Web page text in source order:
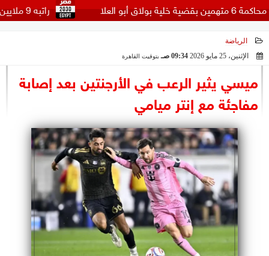
السياسة
الرئاسة
البرلمان
الوزارات
الأحزاب
راتبه 9 ملايين دولار.. بيراميدز يتحرك لضم مهاجم الاتحاد السعودي...
الرياضة
الإثنين، 25 مايو 2026
09:34 صـ بتوقيت القاهرة
ميسي يثير الرعب في الأرجنتين بعد إصابة
مفاجئة مع إنتر ميامي